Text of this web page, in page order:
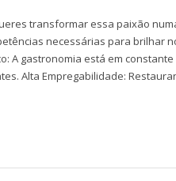
transformar essa paixão
necessárias para brilhar
A gastronomia está em
Alta Empregabilidade: